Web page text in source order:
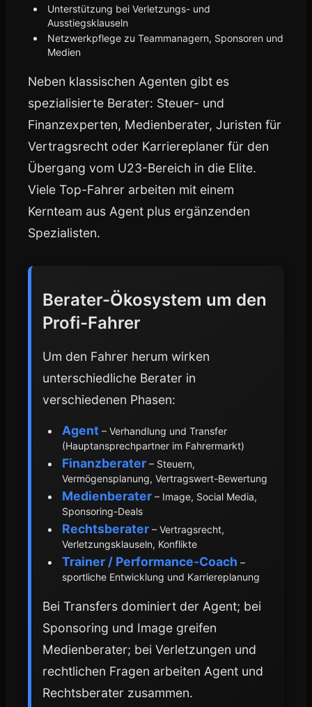
Unterstützung bei Verletzungs- und
Ausstiegsklauseln
Netzwerkpflege zu Teammanagern, Sponsoren und
Medien
Neben klassischen Agenten gibt es
spezialisierte Berater: Steuer- und
Finanzexperten, Medienberater, Juristen für
Vertragsrecht oder Karriereplaner für den
Übergang vom U23-Bereich in die Elite.
Viele Top-Fahrer arbeiten mit einem
Kernteam aus Agent plus ergänzenden
Spezialisten.
Berater-Ökosystem um den
Profi-Fahrer
Um den Fahrer herum wirken
unterschiedliche Berater in
verschiedenen Phasen:
Agent – Verhandlung und Transfer
(Hauptansprechpartner im Fahrermarkt)
Finanzberater – Steuern,
Vermögensplanung, Vertragswert-Bewertung
Medienberater – Image, Social Media,
Sponsoring-Deals
Rechtsberater – Vertragsrecht,
Verletzungsklauseln, Konflikte
Trainer / Performance-Coach –
sportliche Entwicklung und Karriereplanung
Bei Transfers dominiert der Agent; bei
Sponsoring und Image greifen
Medienberater; bei Verletzungen und
rechtlichen Fragen arbeiten Agent und
Rechtsberater zusammen.